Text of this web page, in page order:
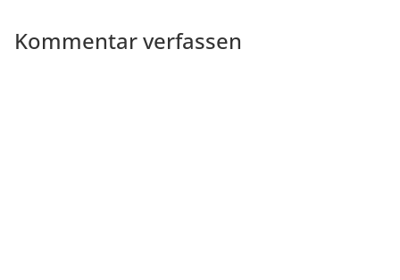
Kommentar verfassen